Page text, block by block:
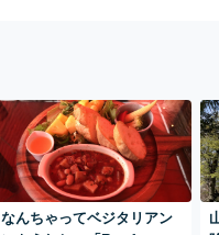
なんちゃってベジタリアン